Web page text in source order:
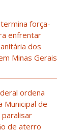
força-
enfrentar
dos
Minas Gerais
ordena
Municipal de
paralisar
de aterro